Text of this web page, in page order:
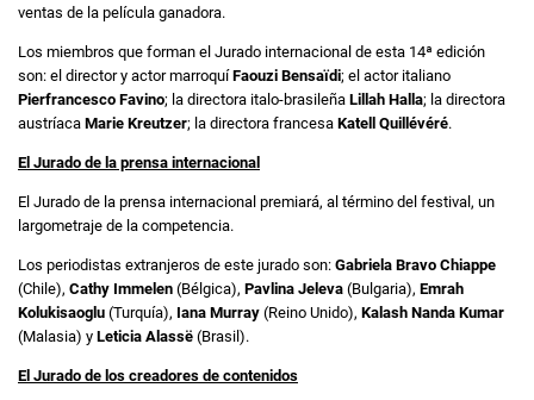
ventas de la película ganadora.
Los miembros que forman el Jurado internacional de esta 14ª edición
son: el director y actor marroquíFaouzi Bensaïdi; el actor italiano
Pierfrancesco Favino; la directora italo-brasileña Lillah Halla; la directora
austríaca Marie Kreutzer; la directora francesa Katell Quillévéré.
El Jurado de la prensa internacional
El Jurado de la prensa internacional premiará, al término del festival, un
largometraje de la competencia.
Los periodistas extranjeros de este jurado son: Gabriela Bravo Chiappe
(Chile), Cathy Immelen (Bélgica), Pavlina Jeleva (Bulgaria), Emrah
Kolukisaoglu (Turquía), Iana Murray (Reino Unido), Kalash Nanda Kumar
(Malasia) y Leticia Alassë (Brasil).
El Jurado de los creadores de contenidos